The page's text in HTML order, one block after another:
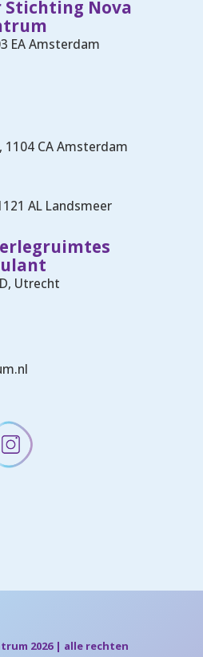
Nova
EA Amsterdam
1104 CA Amsterdam
AL Landsmeer
Utrecht
2026 | alle rechten